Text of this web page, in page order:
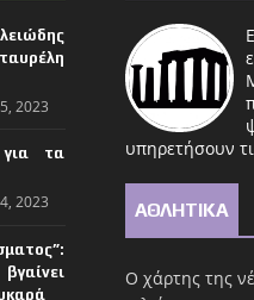
2023
τα
2023
υπηρετήσουν
ΑΘΛΗΤΙΚΑ
Ο χάρτης της